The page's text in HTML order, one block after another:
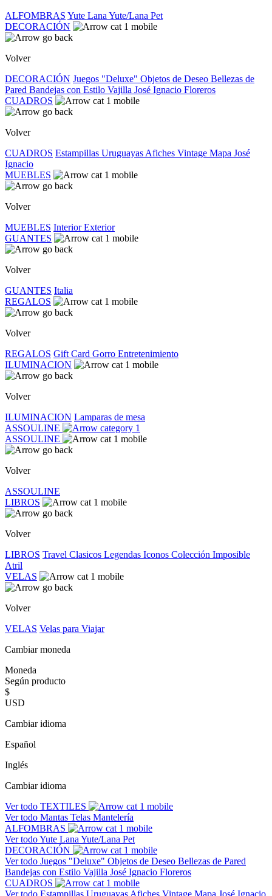
ALFOMBRAS Yute Lana Yute/Lana Pet
DECORACIÓN
Volver
DECORACIÓN Juegos "Deluxe" Objetos de Deseo Bellezas de
Pared Bandejas con Estilo Vajilla José Ignacio Floreros
CUADROS
Volver
CUADROS Estampillas Uruguayas Afiches Vintage Mapa José
Ignacio
MUEBLES
Volver
MUEBLES InteriorExterior
GUANTES
Volver
GUANTES Italia
REGALOS
Volver
REGALOS Gift Card Gorro Entretenimiento
ILUMINACION
Volver
ILUMINACION Lamparas de mesa
ASSOULINE
ASSOULINE
Volver
ASSOULINE
LIBROS
Volver
LIBROS Travel Clasicos Legendas Iconos Colección Imposible
Atril
VELAS
Volver
VELAS Velas para Viajar
Cambiar moneda
Moneda
Según producto
$
USD
Cambiar idioma
Español
Inglés
Cambiar idioma
Ver todo TEXTILES
Ver todo Mantas Telas Mantelería
ALFOMBRAS
Ver todoYute Lana Yute/Lana Pet
DECORACIÓN
Ver todo Juegos "Deluxe" Objetos de Deseo Bellezas de Pared
Bandejas con Estilo Vajilla José Ignacio Floreros
CUADROS
Ver todo Estampillas Uruguayas Afiches Vintage Mapa José Ignacio